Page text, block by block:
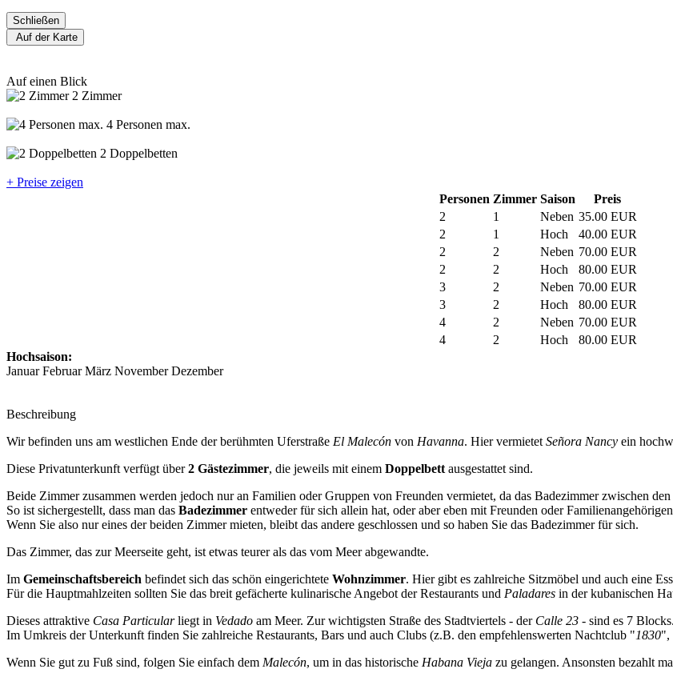
Schließen
Auf der Karte
Auf einen Blick
2 Zimmer
4 Personen max.
2 Doppelbetten
+ Preise zeigen
Personen Zimmer Saison
Preis
2
1 Neben 35.00 EUR
2
1 Hoch
40.00 EUR
2
2 Neben 70.00 EUR
2
2 Hoch
80.00 EUR
3
2 Neben 70.00 EUR
3
2 Hoch
80.00 EUR
4
2 Neben 70.00 EUR
4
2 Hoch
80.00 EUR
Hochsaison:
Januar Februar März November Dezember
Beschreibung
Wir befinden uns am westlichen Ende der berühmten Uferstraße El Malecón von Havanna. Hier vermietet Señora Nancy ein
Diese Privatunterkunft verfügt über2 Gästezimmer, die jeweils mit einem Doppelbett ausgestattet sind.
Beide Zimmer zusammen werden jedoch nur an Familien oder Gruppen von Freunden vermietet, da das Badezimmer zwischen
So ist sichergestellt, dass man das Badezimmer entweder für sich allein hat, oder aber eben mit Freunden oder
Wenn Sie also nur eines der beiden Zimmer mieten, bleibt das andere geschlossen und so haben Sie das Badezimmer für sich.
Das Zimmer, das zur Meerseite geht, ist etwas teurer als das vom Meer abgewandte.
Im Gemeinschaftsbereich befindet sich das schön eingerichtete Wohnzimmer. Hier gibt es zahlreiche Sitzmöbel und auch eine
Für die Hauptmahlzeiten sollten Sie das breit gefächerte kulinarische Angebot der Restaurants und Paladares in der kubanischen
Dieses attraktive Casa Particularliegt in Vedado am Meer. Zur wichtigsten Straße des Stadtviertels - der Calle 23 - sind es 7 Blocks.
Im Umkreis der Unterkunft finden Sie zahlreiche Restaurants, Bars und auch Clubs (z.B. den empfehlenswerten Nachtclub "1830",
Wenn Sie gut zu Fuß sind, folgen Sie einfach dem Malecón, um in das historische Habana Vieja zu gelangen. Ansonsten bezahlt